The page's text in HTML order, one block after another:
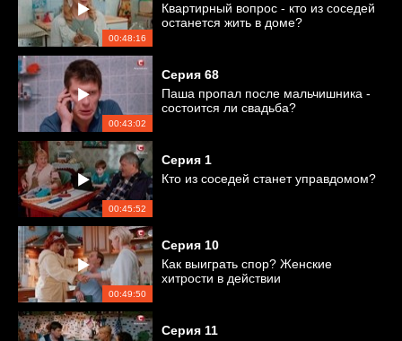
00:48:16
Квартирный вопрос - кто из соседей
останется жить в доме?
00:43:02
Серия 68
Паша пропал после мальчишника -
состоится ли свадьба?
00:45:52
Серия 1
Кто из соседей станет управдомом?
00:49:50
Серия 10
Как выиграть спор? Женские
хитрости в действии
Серия 11